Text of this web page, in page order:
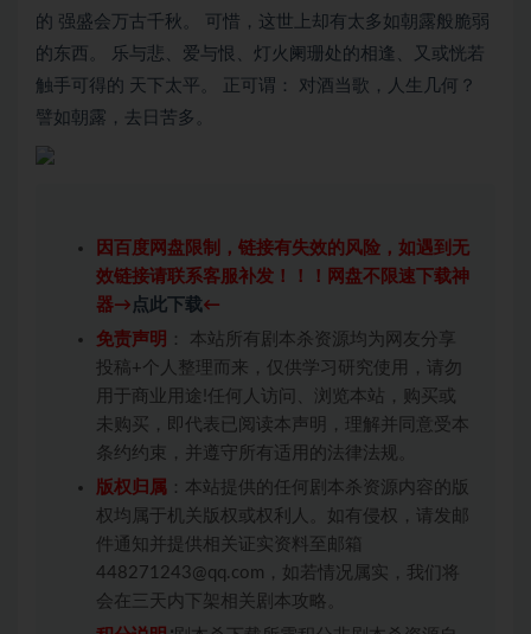
的 强盛会万古千秋。 可惜，这世上却有太多如朝露般脆弱
的东西。 乐与悲、爱与恨、灯火阑珊处的相逢、又或恍若
触手可得的 天下太平。 正可谓： 对酒当歌，人生几何？
譬如朝露，去日苦多。
因百度网盘限制，链接有失效的风险，如遇到无
效链接请联系客服补发！！！网盘不限速下载神
器→ 点此下载←
免责声明 ： 本站所有剧本杀资源均为网友分享
投稿+个人整理而来，仅供学习研究使用，请勿
用于商业用途!任何人访问、浏览本站，购买或
未购买，即代表已阅读本声明，理解并同意受本
条约约束，并遵守所有适用的法律法规。
版权归属 ：本站提供的任何剧本杀资源内容的版
权均属于机关版权或权利人。如有侵权，请发邮
件通知并提供相关证实资料至邮箱
448271243@qq.com，如若情况属实，我们将
会在三天内下架相关剧本攻略。